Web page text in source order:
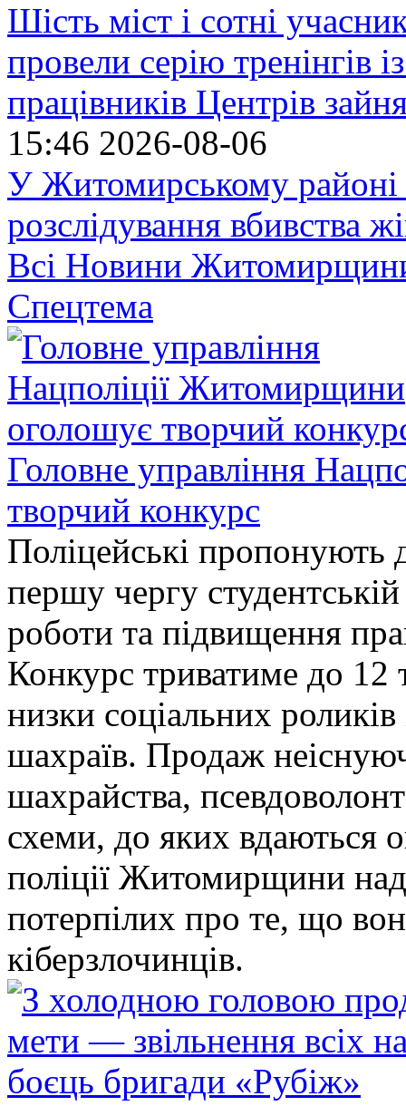
Шість міст і сотні
провели серію тренінгів
працівників Центрів
15:46 2026-08-06
У Житомирському районі
розслідування вбивства
Всі Новини
Спецтема
Головне управління
творчий конкурс
Поліцейські пропонують
першу чергу
роботи та підвищення
Конкурс триватиме до 12
низки соціальних
шахраїв. Продаж
шахрайства,
схеми, до яких
поліції Житомирщини
потерпілих про те, що
кіберзлочинців.